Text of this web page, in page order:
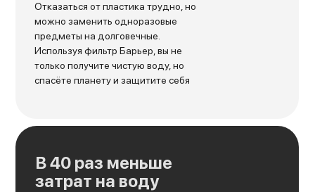
Отказаться от пластика трудно, но
можно заменить одноразовые
предметы на долговечные.
Используя фильтр Барьер, вы не
только получите чистую воду, но
спасёте планету и защитите себя
В 40 раз меньше
затрат на воду